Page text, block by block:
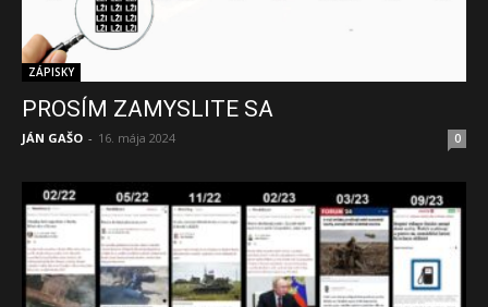
ZÁPISKY
PROSÍM ZAMYSLITE SA
JÁN GAŠO - 16. mája 2024 0